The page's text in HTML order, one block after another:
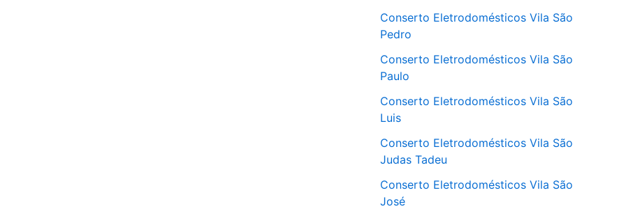
Conserto Eletrodomésticos Vila São
Pedro
Conserto Eletrodomésticos Vila São
Paulo
Conserto Eletrodomésticos Vila São
Luis
Conserto Eletrodomésticos Vila São
Judas Tadeu
Conserto Eletrodomésticos Vila São
José